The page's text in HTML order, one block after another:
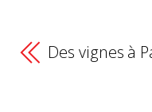
Des vignes à